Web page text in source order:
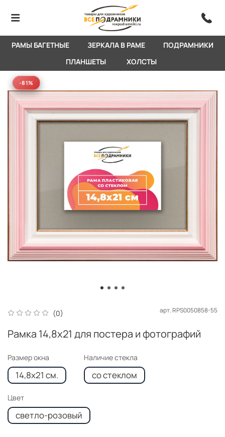
РАМЫ БАГЕТНЫЕ ЗЕРКАЛА В РАМЕ
ПОДРАМНИКИ
ПЛАНШЕТЫ
ХОЛСТЫ
-81%
-81%
(0) арт.RPS0050858-55
Рамка 14,8x21 для постера и фотографий
Размер окна
14,8x21 см.
Наличие стекла
со стеклом
Цвет
светло-розовый